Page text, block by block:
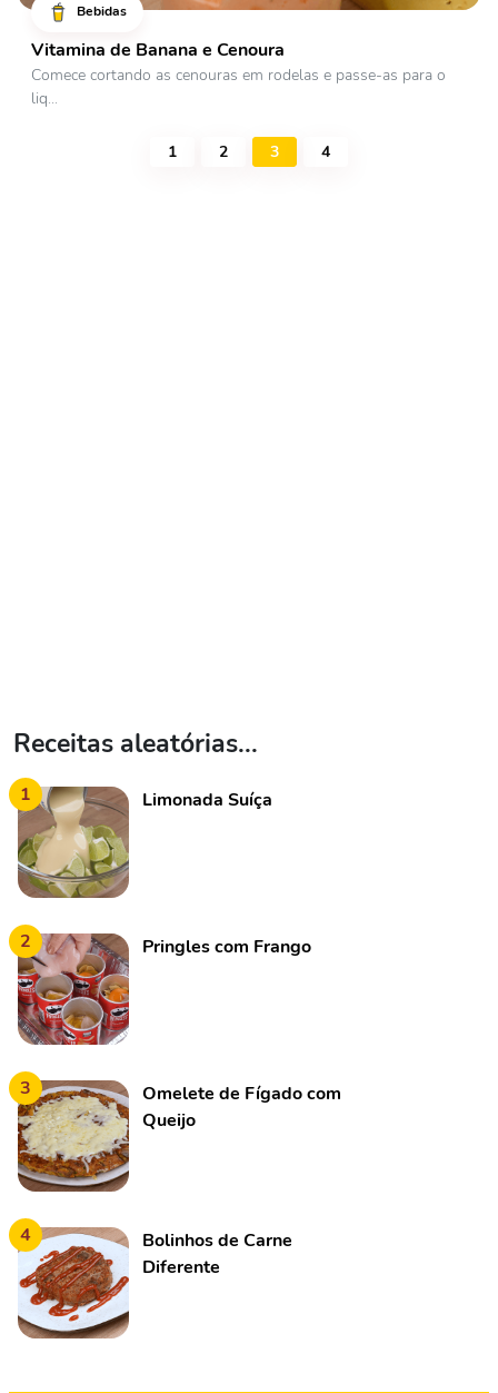
Bebidas
Vitamina de Banana e Cenoura
Comece cortando as cenouras em rodelas e passe-as para o
liq...
1 2 3 4
Receitas aleatórias...
1 Limonada Suíça
2 Pringles com Frango
3
Omelete de Fígado com
Queijo
4
Bolinhos de Carne
Diferente